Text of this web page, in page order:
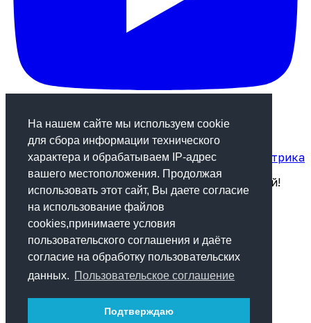
На нашем сайте мы используем cookie
для сбора информации технического
характера и обрабатываем IP-адрес
вашего местоположения. Продолжая
использовать этот сайт, Вы даете согласие
на использование файлов
cookies,принимаете условия
пользовательского соглашения и даёте
согласие на обработку пользовательских
данных. Пользовательское соглашение
Подтверждаю
Статистика посещаемости сайта от Яндекс.Метрика
Будь в курсе! Подпишись на рассылку новостей!
Подписаться
© 2013-2024 "Медиа-центр Крапивинского
муниципального округа"
Андрей